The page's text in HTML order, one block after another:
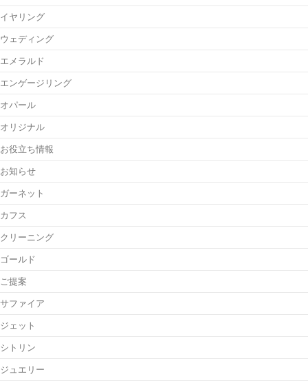
イヤリング
ウェディング
エメラルド
エンゲージリング
オパール
オリジナル
お役立ち情報
お知らせ
ガーネット
カフス
クリーニング
ゴールド
ご提案
サファイア
ジェット
シトリン
ジュエリー